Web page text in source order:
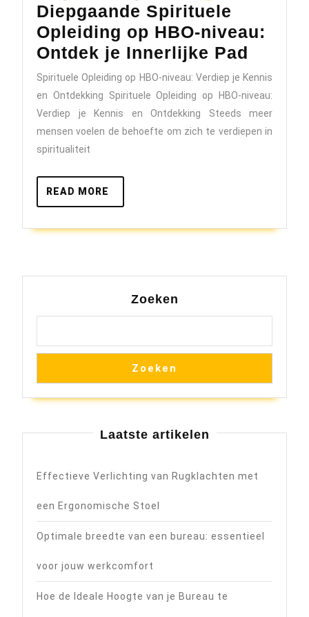
Diepgaande Spirituele
Opleiding op HBO-niveau:
Ontdek je Innerlijke Pad
op
HBO-
Pad
Spirituele Opleiding op HBO-niveau: Verdiep je Kennis
en Ontdekking Spirituele Opleiding op HBO-niveau:
Verdiep je Kennis en Ontdekking Steeds meer
mensen voelen de behoefte om zich te verdiepen in
spiritualiteit
READ MORE
MORE
Zoeken
Zoeken
Laatste artikelen
Effectieve Verlichting van Rugklachten met
een Ergonomische Stoel
Optimale breedte van een bureau: essentieel
voor jouw werkcomfort
Hoe de Ideale Hoogte van je Bureau te